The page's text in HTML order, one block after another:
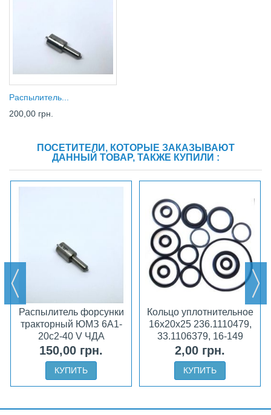
Распылитель...
200,00 грн.
ПОСЕТИТЕЛИ, КОТОРЫЕ ЗАКАЗЫВАЮТ
ДАННЫЙ ТОВАР, ТАКЖЕ КУПИЛИ :
Распылитель форсунки
тракторный ЮМЗ 6А1-
20с2-40 V ЧДА
150,00 грн.
КУПИТЬ
Кольцо уплотнительное
16х20х25 236.1110479,
33.1106379, 16-149
ручного насоса МТЗ,
ЯМЗ
2,00 грн.
КУПИТЬ